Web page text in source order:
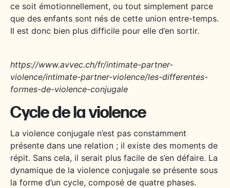
ce soit émotionnellement, ou tout simplement parce
que des enfants sont nés de cette union entre-temps.
Il est donc bien plus difficile pour elle d’en sortir.
https://www.avvec.ch/fr/intimate-partner-
violence/intimate-partner-violence/les-differentes-
formes-de-violence-conjugale
Cycle de la violence
La violence conjugale n’est pas constamment
présente dans une relation ; il existe des moments de
répit. Sans cela, il serait plus facile de s’en défaire. La
dynamique de la violence conjugale se présente sous
la forme d’un cycle, composé de quatre phases.